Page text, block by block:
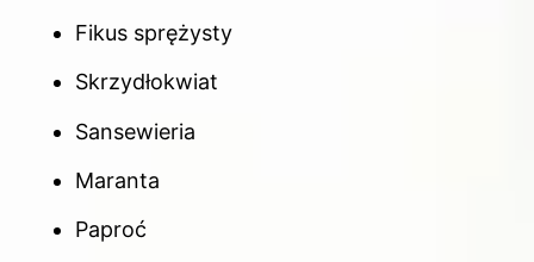
Fikus sprężysty
Skrzydłokwiat
Sansewieria
Maranta
Paproć